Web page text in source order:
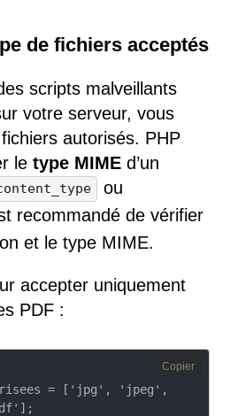
de fichiers acceptés
scripts malveillants
votre serveur, vous
autorisés. PHP
le type MIME d’un
ou
recommandé de vérifier
et le type MIME.
accepter uniquement
PDF :
= ['jpg', 'jpeg',
Copier